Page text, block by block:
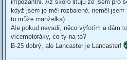
impozantní. Až skoro lituju že jsem pro
když jsem je měl rozbalené, neměl
to může manželka)
Ale pokud nevadí, něco vyfotím a dám
vícemotoráky, co ty na to?
B-25 dobrý, ale Lancaster je Lancaster!